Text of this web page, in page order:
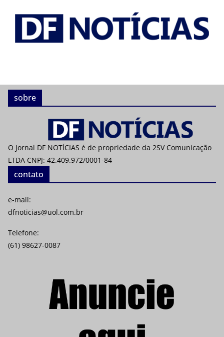
sobre
O Jornal DF NOTÍCIAS é de propriedade da 2SV Comunicação
LTDA CNPJ: 42.409.972/0001-84
contato
e-mail:
dfnoticias@uol.com.br
Telefone:
(61) 98627-0087